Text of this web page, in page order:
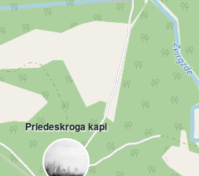
Priedeskroga kapi